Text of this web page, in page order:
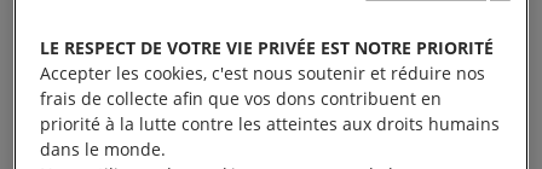
LE RESPECT DE VOTRE VIE PRIVÉE EST NOTRE PRIORITÉ
Accepter les cookies, c'est nous soutenir et réduire nos
frais de collecte afin que vos dons contribuent en
priorité à la lutte contre les atteintes aux droits humains
dans le monde.